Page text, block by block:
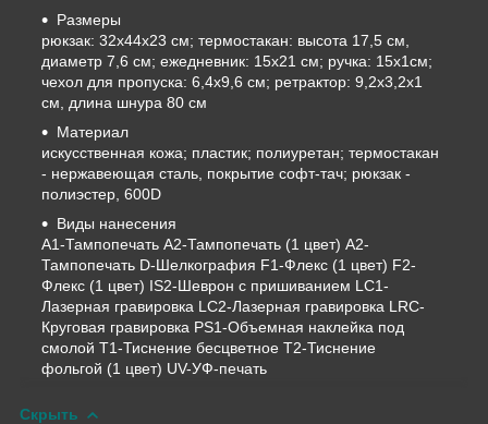
Размеры
рюкзак: 32x44x23 см; термостакан: высота 17,5 см,
диаметр 7,6 см; ежедневник: 15х21 см; ручка: 15х1см;
чехол для пропуска: 6,4х9,6 см; ретрактор: 9,2х3,2х1
см, длина шнура 80 см
Материал
искусственная кожа; пластик; полиуретан; термостакан
- нержавеющая сталь, покрытие софт-тач; рюкзак -
полиэстер, 600D
Виды нанесения
A1-Тампопечать A2-Тампопечать (1 цвет) A2-
Тампопечать D-Шелкография F1-Флекс (1 цвет) F2-
Флекс (1 цвет) IS2-Шеврон с пришиванием LC1-
Лазерная гравировка LC2-Лазерная гравировка LRC-
Круговая гравировка PS1-Объемная наклейка под
смолой T1-Тиснение бесцветное T2-Тиснение
фольгой (1 цвет) UV-УФ-печать
Скрыть